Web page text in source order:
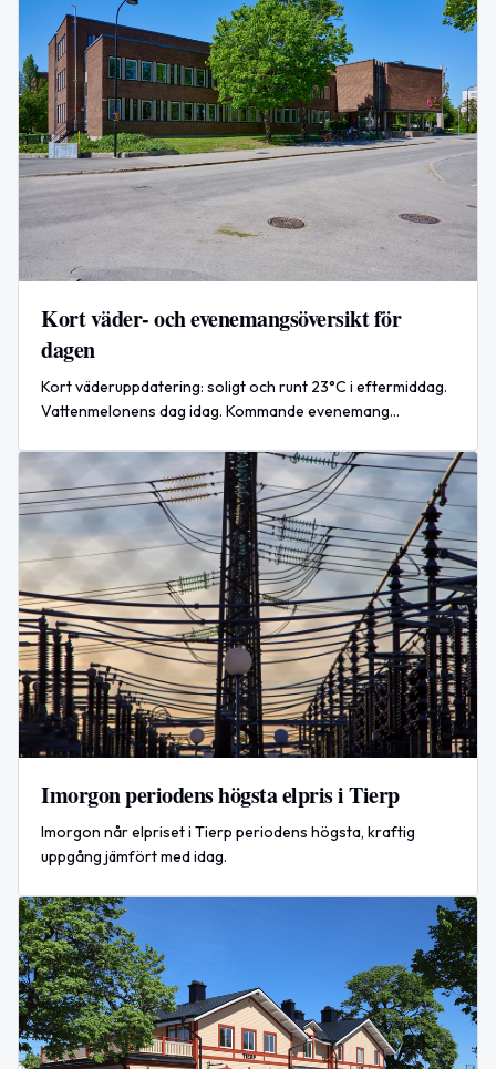
Kort väder- och evenemangsöversikt för
dagen
Kort väderuppdatering: soligt och runt 23°C i eftermiddag.
Vattenmelonens dag idag. Kommande evenemang
simskola.
Imorgon periodens högsta elpris i Tierp
Imorgon når elpriset i Tierp periodens högsta, kraftig
uppgång jämfört med idag.